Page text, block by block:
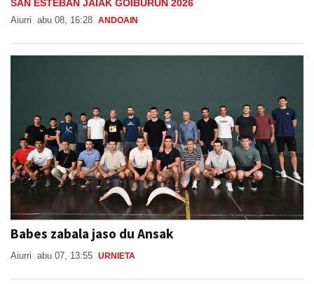
SAN ESTEBAN JAIAK GOIBURUN 2026
Aiurri abu 08, 16:28 ANDOAIN
Babes zabala jaso du Ansak
Aiurri abu 07, 13:55 URNIETA